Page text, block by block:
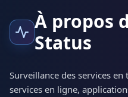
À propos
Status
Surveillance des services
services en ligne,